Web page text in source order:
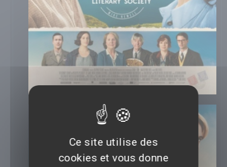
Ce site utilise des
cookies et vous donne